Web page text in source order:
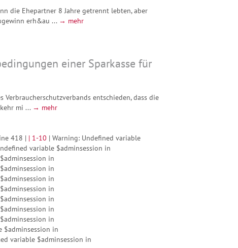
die Ehepartner 8 Jahre getrennt lebten, aber
erh&au ... → mehr
einer Sparkasse für
entschieden, dass die
mi ... → mehr
418 | | 1-10 | Warning: Undefined variable
variable $adminsession in
in
in
in
in
in
in
in
$adminsession in
variable $adminsession in